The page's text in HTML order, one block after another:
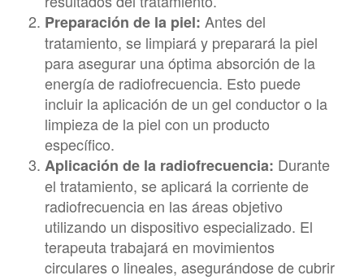
Preparación de la piel: Antes del
tratamiento, se limpiará y preparará la piel
para asegurar una óptima absorción de la
energía de radiofrecuencia. Esto puede
incluir la aplicación de un gel conductor o la
limpieza de la piel con un producto
específico.
Aplicación de la radiofrecuencia: Durante
el tratamiento, se aplicará la corriente de
radiofrecuencia en las áreas objetivo
utilizando un dispositivo especializado. El
terapeuta trabajará en movimientos
circulares o lineales, asegurándose de cubrir